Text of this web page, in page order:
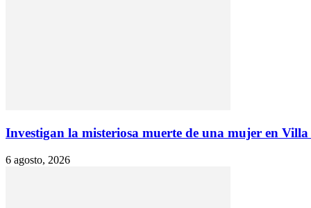
Investigan la misteriosa muerte de una mujer en
6 agosto, 2026